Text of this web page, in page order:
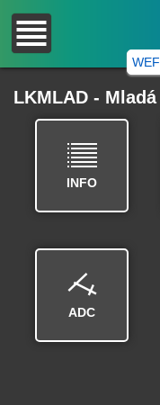
WEF
LKMLAD - Mladá
INFO
ADC